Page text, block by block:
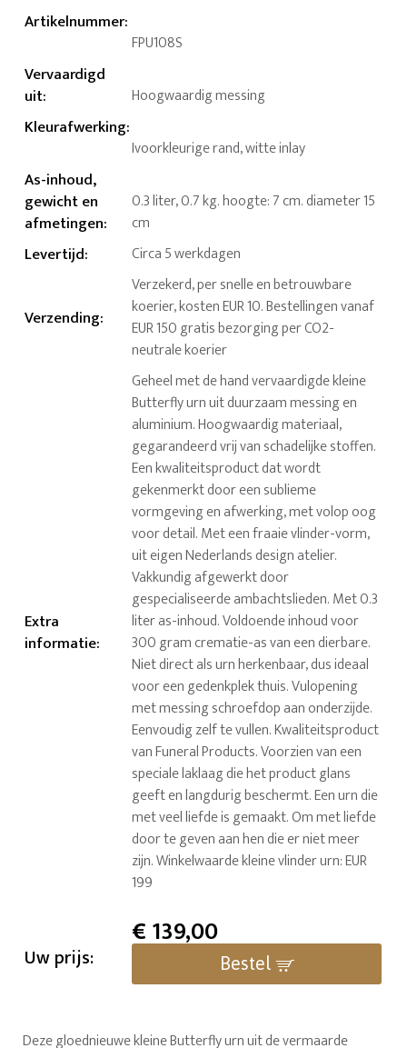
Artikelnummer:
FPU108S
Vervaardigd
uit: Hoogwaardig messing
Kleurafwerking:
Ivoorkleurige rand, witte inlay
As-inhoud,
gewicht en
afmetingen:
0.3 liter, 0.7 kg. hoogte: 7 cm. diameter 15
cm
Levertijd: Circa 5 werkdagen
Verzending:
Verzekerd, per snelle en betrouwbare
koerier, kosten EUR 10. Bestellingen vanaf
EUR 150 gratis bezorging per CO2-
neutrale koerier
Extra
informatie:
Geheel met de hand vervaardigde kleine
Butterfly urn uit duurzaam messing en
aluminium. Hoogwaardig materiaal,
gegarandeerd vrij van schadelijke stoffen.
Een kwaliteitsproduct dat wordt
gekenmerkt door een sublieme
vormgeving en afwerking, met volop oog
voor detail. Met een fraaie vlinder-vorm,
uit eigen Nederlands design atelier.
Vakkundig afgewerkt door
gespecialiseerde ambachtslieden. Met 0.3
liter as-inhoud. Voldoende inhoud voor
300 gram crematie-as van een dierbare.
Niet direct als urn herkenbaar, dus ideaal
voor een gedenkplek thuis. Vulopening
met messing schroefdop aan onderzijde.
Eenvoudig zelf te vullen. Kwaliteitsproduct
van Funeral Products. Voorzien van een
speciale laklaag die het product glans
geeft en langdurig beschermt. Een urn die
met veel liefde is gemaakt. Om met liefde
door te geven aan hen die er niet meer
zijn. Winkelwaarde kleine vlinder urn: EUR
199
Uw prijs:
€139,00
Bestel
Deze gloednieuwe kleine Butterfly urn uit de vermaarde